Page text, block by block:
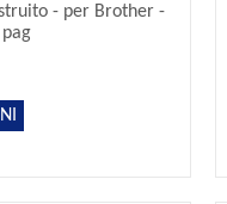
- per Brother -